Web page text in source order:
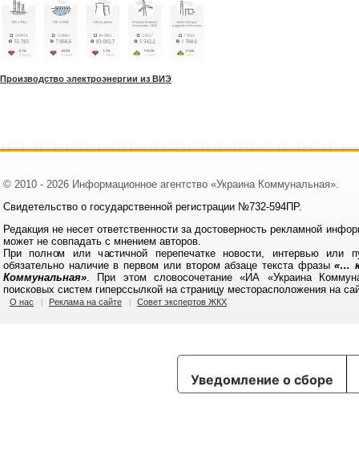
Производство электроэнергии из ВИЭ
© 2010 - 2026 Информационное агентство «Украина Коммунальная».
Свидетельство о государственной регистрации №732-594ПР.
Редакция не несет ответственности за достоверность рекламной
может не совпадать с мнением авторов.
При полном или частичной перепечатке новости, интервью или
обязательно наличие в первом или втором абзаце текста фразы «…
Коммунальная». При этом словосочетание «ИА «Украина
поисковых систем гиперссылкой на страницу месторасположения на
О нас Реклама на сайте Совет экспертов ЖКХ
Уведомление о сборе